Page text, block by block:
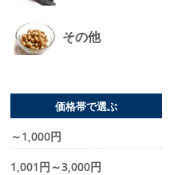
その他
価格帯で選ぶ
～1,000円
1,001円～3,000円